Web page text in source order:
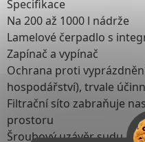
Specifikace
Na 200 až 1000 l nádrže
Lamelové čerpadlo s
Zapínač a vypínač
Ochrana proti
hospodářství), trvale
Filtrační síto zabraňuje
prostoru
Šroubový uzávěr sudu, G